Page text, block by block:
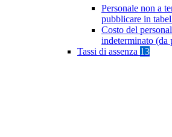
Personale non a
pubblicare in
Costo del
indeterminato (da
Tassi di assenza 13